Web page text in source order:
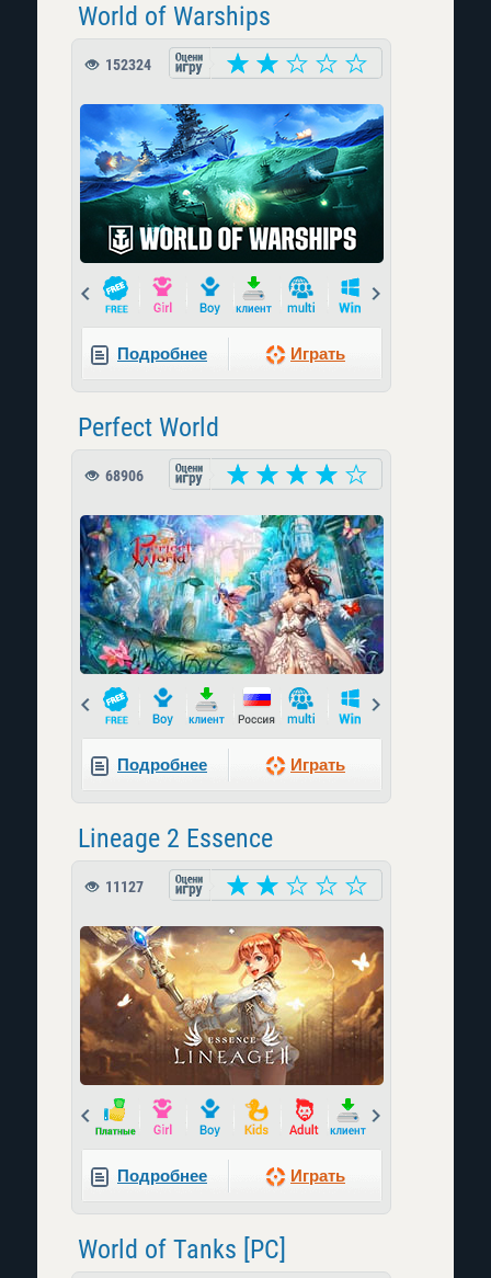
World of Warships
152324
Prev
Подробнее Играть
Perfect World
68906
Prev
Подробнее Играть
Lineage 2 Essence
11127
Prev
Подробнее Играть
World of Tanks [PC]